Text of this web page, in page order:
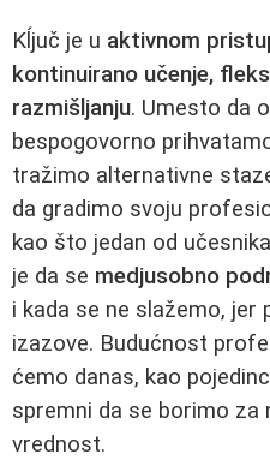
Kĺjuč je u aktivnom
kontinuirano učenje,
razmišljanju. Umesto da
bespogovorno
tražimo alternativne
da gradimo svoju
kao što jedan od
je da se medjusobno
i kada se ne slažemo, jer
izazove. Budućnost
ćemo danas, kao
spremni da se borimo za
vrednost.